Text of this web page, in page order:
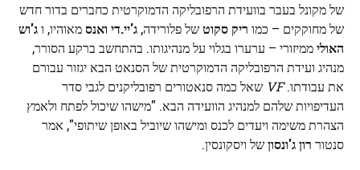
של מקונל בעבר בוועידת הרפובליקה הדמוקרטית כחברים בדור חדש
של מחוקקים – כמו ריק סקוטשל פלורידה, ג'יי.די ואנסמאוהיו, וג'וש
האוליממיזורי – ערערו בגלוי על מנהיגותו. בהתחשב ברקע הסורר,
מנהיג ועידת הרפובליקה הדמוקרטית של הסנאט הבא יגזור עבורם
את עבודתו.VF שאל כמה סנאטורים רפובליקנים לגבי סדר
העדיפויות שלהם למנהיג הוועידה הבא. "מישהו שיכול לפתח ולאמץ
הצהרת משימה ויעדים לכנס ומישהו שיוביל באופן שיתופי", אמר
סנטור רון ג'ונסוןשל ויסקונסין.